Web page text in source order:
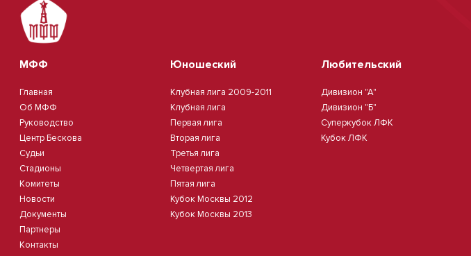
МФФ
Главная
Об МФФ
Руководство
Центр Бескова
Судьи
Стадионы
Комитеты
Новости
Документы
Партнеры
Контакты
Юношеский
Клубная лига 2009-2011
Клубная лига
Первая лига
Вторая лига
Третья лига
Четвертая лига
Пятая лига
Кубок Москвы 2012
Кубок Москвы 2013
Любительский
Дивизион "А"
Дивизион "Б"
Суперкубок ЛФК
Кубок ЛФК